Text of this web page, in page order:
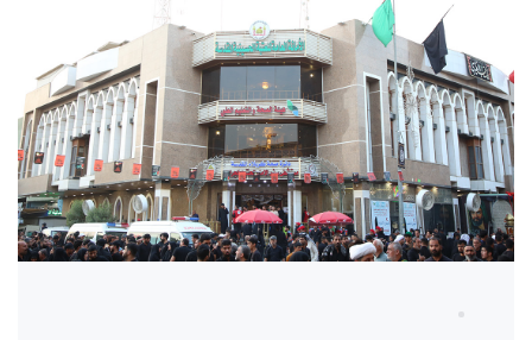
واحة المرأة
منذ 3 سنوات